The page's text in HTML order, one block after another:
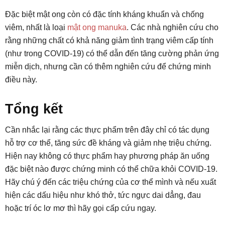
Đặc biệt mật ong còn có đặc tính kháng khuẩn và chống
viêm, nhất là loại mật ong manuka. Các nhà nghiên cứu cho
rằng những chất có khả năng giảm tình trạng viêm cấp tính
(như trong COVID-19) có thể dẫn đến tăng cường phản ứng
miễn dịch, nhưng cần có thêm nghiên cứu để chứng minh
điều này.
Tổng kết
Cần nhắc lại rằng các thực phẩm trên đây chỉ có tác dụng
hỗ trợ cơ thể, tăng sức đề kháng và giảm nhẹ triệu chứng.
Hiện nay không có thực phẩm hay phương pháp ăn uống
đặc biệt nào được chứng minh có thể chữa khỏi COVID-19.
Hãy chú ý đến các triệu chứng của cơ thể mình và nếu xuất
hiện các dấu hiệu như khó thở, tức ngực dai dẳng, đau
hoặc trí óc lơ mơ thì hãy gọi cấp cứu ngay.